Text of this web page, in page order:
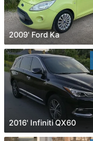
2009' Ford Ka
2016' Infiniti QX60